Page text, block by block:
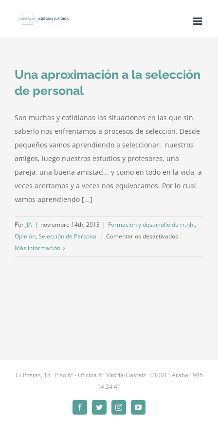
Una aproximación a la selección
de personal
Son muchas y cotidianas las situaciones en las que sin
saberlo nos enfrentamos a procesos de selección. Desde
pequeños vamos aprendiendo a seleccionar: nuestros
amigos, luego nuestros estudios y profesores, una
pareja, una buena amistad... y como en todo en la vida, a
veces acertamos y a veces nos equivocamos. Por lo cual
vamos aprendiendo [...]
Por JIA | noviembre 14th, 2013 | Formación y desarrollo de rr.hh.,
Opinión, Selección de Personal | Comentarios desactivados
Más información
C/ Postas, 18 · Piso 6º - Oficina 4 · Vitoria-Gasteiz · 01001 · Araba · 945
14 24 41
FacebookTwitterInstagramYouTube